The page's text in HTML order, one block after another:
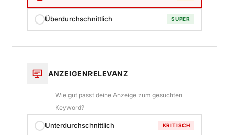
Überdurchschnittlich SUPER
ANZEIGENRELEVANZ
Wie gut passt deine Anzeige zum gesuchten
Keyword?
Unterdurchschnittlich KRITISCH